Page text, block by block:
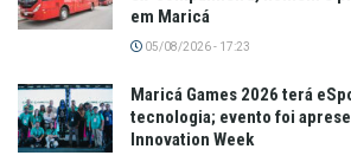
em Maricá
05/08/2026 - 17:23
Maricá Games 2026 terá
tecnologia; evento foi
Innovation Week